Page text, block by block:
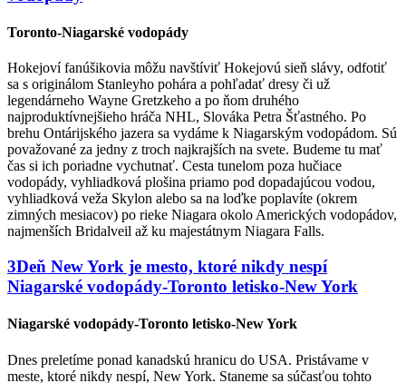
Toronto-Niagarské vodopády
Hokejoví fanúšikovia môžu navštíviť Hokejovú sieň slávy, odfotiť
sa s originálom Stanleyho pohára a pohľadať dresy či už
legendárneho Wayne Gretzkeho a po ňom druhého
najproduktívnejšieho hráča NHL, Slováka Petra Šťastného. Po
brehu Ontárijského jazera sa vydáme k Niagarským vodopádom. Sú
považované za jedny z troch najkrajších na svete. Budeme tu mať
čas si ich poriadne vychutnať. Cesta tunelom poza hučiace
vodopády, vyhliadková plošina priamo pod dopadajúcou vodou,
vyhliadková veža Skylon alebo sa na loďke poplavíte (okrem
zimných mesiacov) po rieke Niagara okolo Amerických vodopádov,
najmenších Bridalveil až ku majestátnym Niagara Falls.
3Deň New York je mesto, ktoré nikdy nespí
Niagarské vodopády-Toronto letisko-New York
Niagarské vodopády-Toronto letisko-New York
Dnes preletíme ponad kanadskú hranicu do USA. Pristávame v
meste, ktoré nikdy nespí, New York. Staneme sa súčasťou tohto